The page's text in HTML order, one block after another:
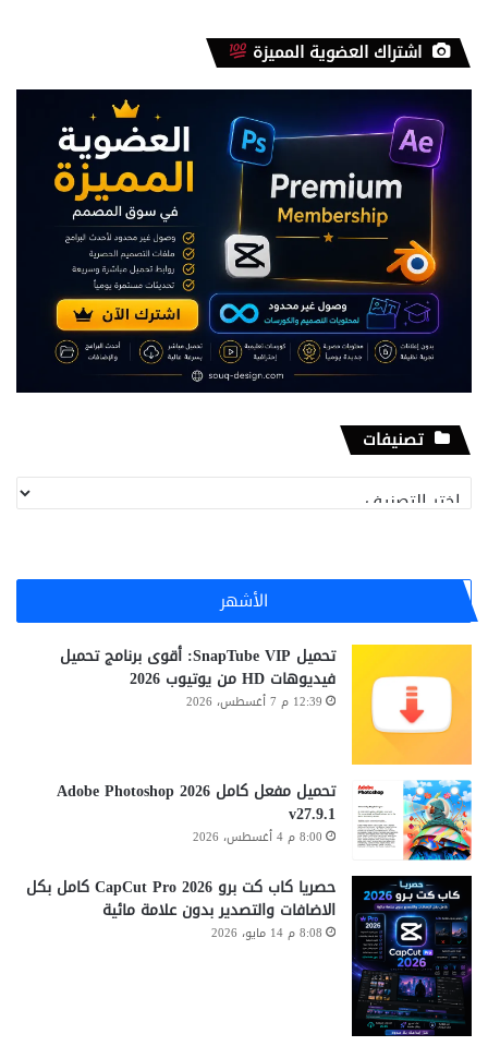
اشتراك العضوية المميزة
تصنيفات
تصنيفات
الأشهر
تحميل SnapTube VIP: أقوى برنامج تحميل
فيديوهات HD من يوتيوب 2026
12:39 م 7 أغسطس، 2026
تحميل مفعل كامل Adobe Photoshop 2026
v27.9.1
8:00 م 4 أغسطس، 2026
حصريا كاب كت برو CapCut Pro 2026 كامل بكل
الاضافات والتصدير بدون علامة مائية
8:08 م 14 مايو، 2026